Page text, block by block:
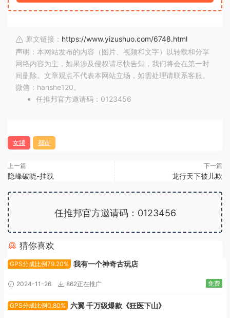
原文链接： https://www.yizushuo.com/6748.html
声明：本网站发布的内容（图片、视频和文字）以转载和分享
网络内容为主，如果涉及侵权请尽快告知，我们将会在第一时
间删除。文章观点不代表本网站立场，如需处理请联系客服。
微信：hanshe120。
任推邦官方邀请码：0123456
女频 都市
上一篇
隐峰破晓-挂载
下一篇
龙行天下被儿欺
任推邦官方邀请码：0123456
猜你喜欢
GPS分成比例79.20% 我有一个神奇古玩店
2024-11-26 862正在推广 免费
GPS分成比例0.80% 六翼 千万级爆款《狂医下山》